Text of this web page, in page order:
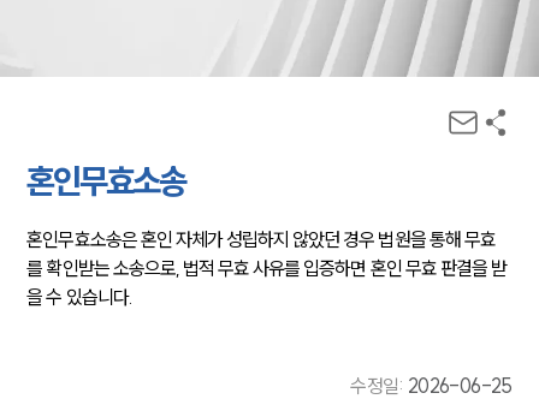
혼인무효소송
혼인무효소송은 혼인 자체가 성립하지 않았던 경우 법원을 통해 무효
를 확인받는 소송으로, 법적 무효 사유를 입증하면 혼인 무효 판결을 받
을 수 있습니다.
수정일: 2026-06-25